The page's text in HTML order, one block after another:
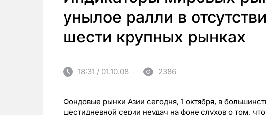
унылое ралли в
шести крупных рынках
18:31 / 01.10.08 2386
Фондовые рынки Азии сегодня, 1 октября, в
шестидневной серии неудач на фоне слухов о том,